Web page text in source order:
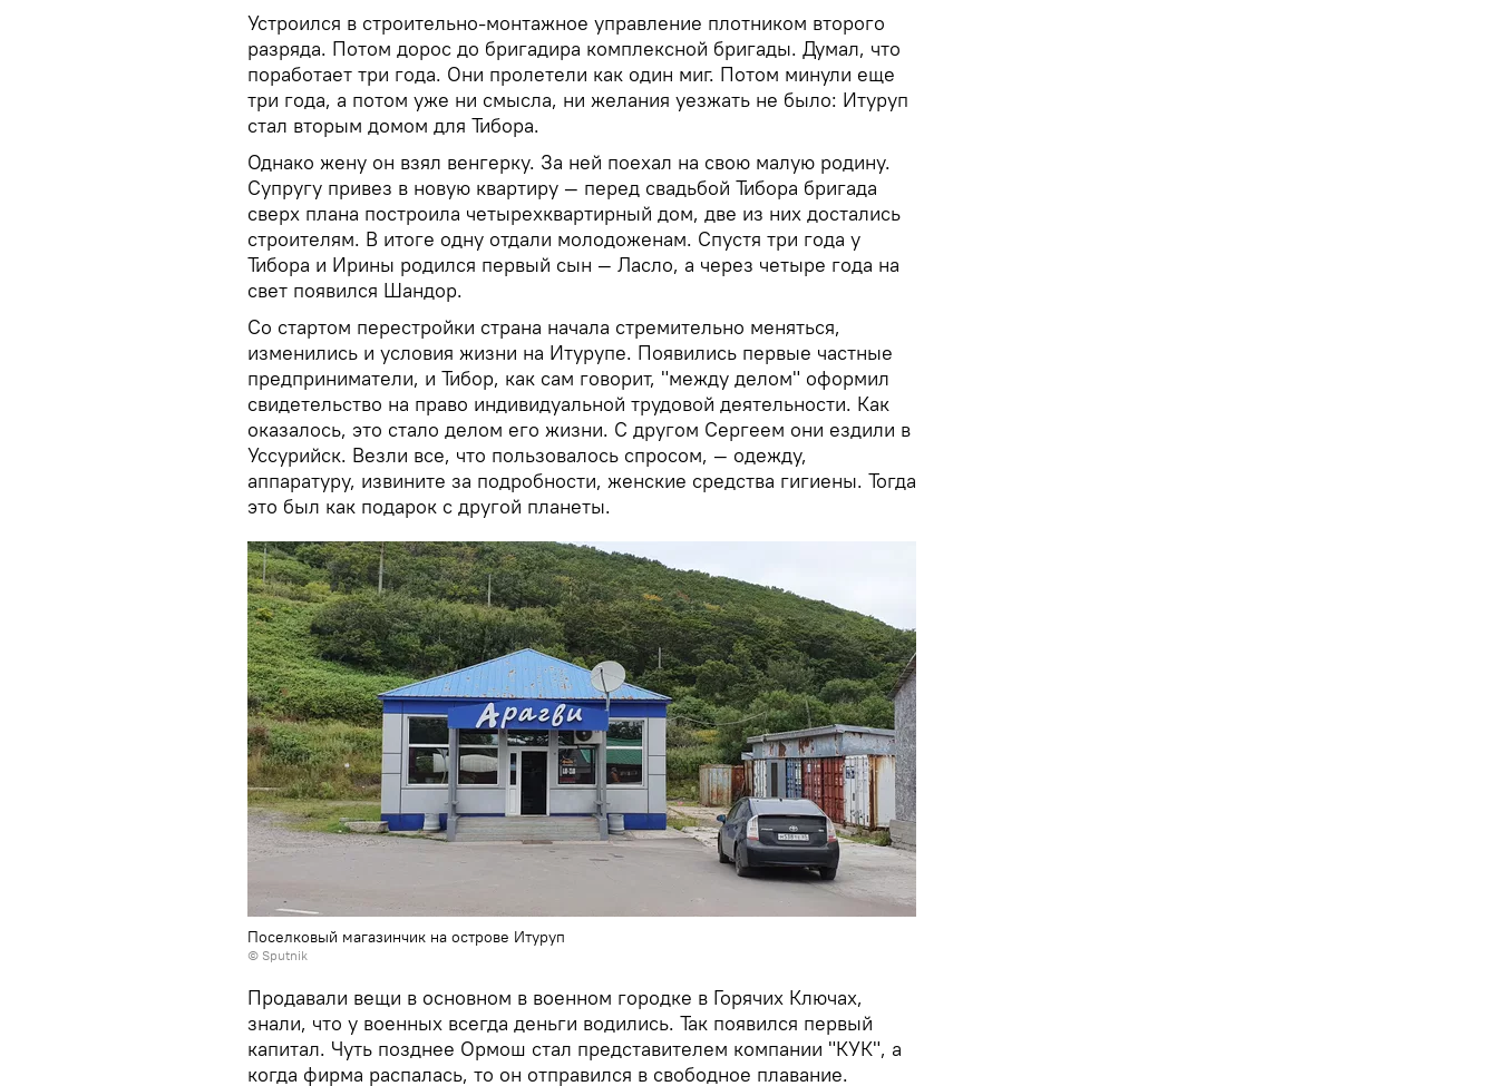
Устроился в строительно-монтажное управление плотником второго
разряда. Потом дорос до бригадира комплексной бригады. Думал, что
поработает три года. Они пролетели как один миг. Потом минули еще
три года, а потом уже ни смысла, ни желания уезжать не было: Итуруп
стал вторым домом для Тибора.
Однако жену он взял венгерку. За ней поехал на свою малую родину.
Супругу привез в новую квартиру — перед свадьбой Тибора бригада
сверх плана построила четырехквартирный дом, две из них достались
строителям. В итоге одну отдали молодоженам. Спустя три года у
Тибора и Ирины родился первый сын — Ласло, а через четыре года на
свет появился Шандор.
Со стартом перестройки страна начала стремительно меняться,
изменились и условия жизни на Итурупе. Появились первые частные
предприниматели, и Тибор, как сам говорит, "между делом" оформил
свидетельство на право индивидуальной трудовой деятельности. Как
оказалось, это стало делом его жизни. С другом Сергеем они ездили в
Уссурийск. Везли все, что пользовалось спросом, — одежду,
аппаратуру, извините за подробности, женские средства гигиены. Тогда
это был как подарок с другой планеты.
Поселковый магазинчик на острове Итуруп
© Sputnik
Продавали вещи в основном в военном городке в Горячих Ключах,
знали, что у военных всегда деньги водились. Так появился первый
капитал. Чуть позднее Ормош стал представителем компании "КУК", а
когда фирма распалась, то он отправился в свободное плавание.